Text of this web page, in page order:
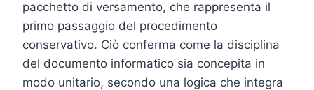
pacchetto di versamento, che rappresenta il
primo passaggio del procedimento
conservativo. Ciò conferma come la disciplina
del documento informatico sia concepita in
modo unitario, secondo una logica che integra